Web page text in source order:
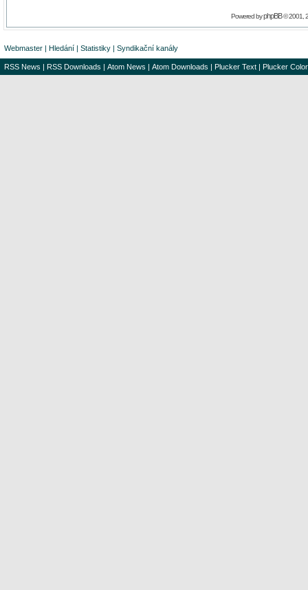
Powered byphpBB© 2001,
Webmaster | Hledání | Statistiky | Syndikační kanály
RSS News | RSS Downloads | Atom News | Atom Downloads | Plucker Text | Plucker Color